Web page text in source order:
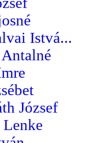
Istvá...
József